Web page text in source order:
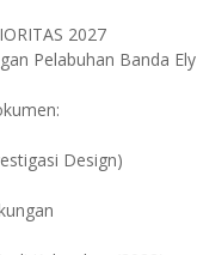
2027
Pelabuhan Banda Ely
Design)